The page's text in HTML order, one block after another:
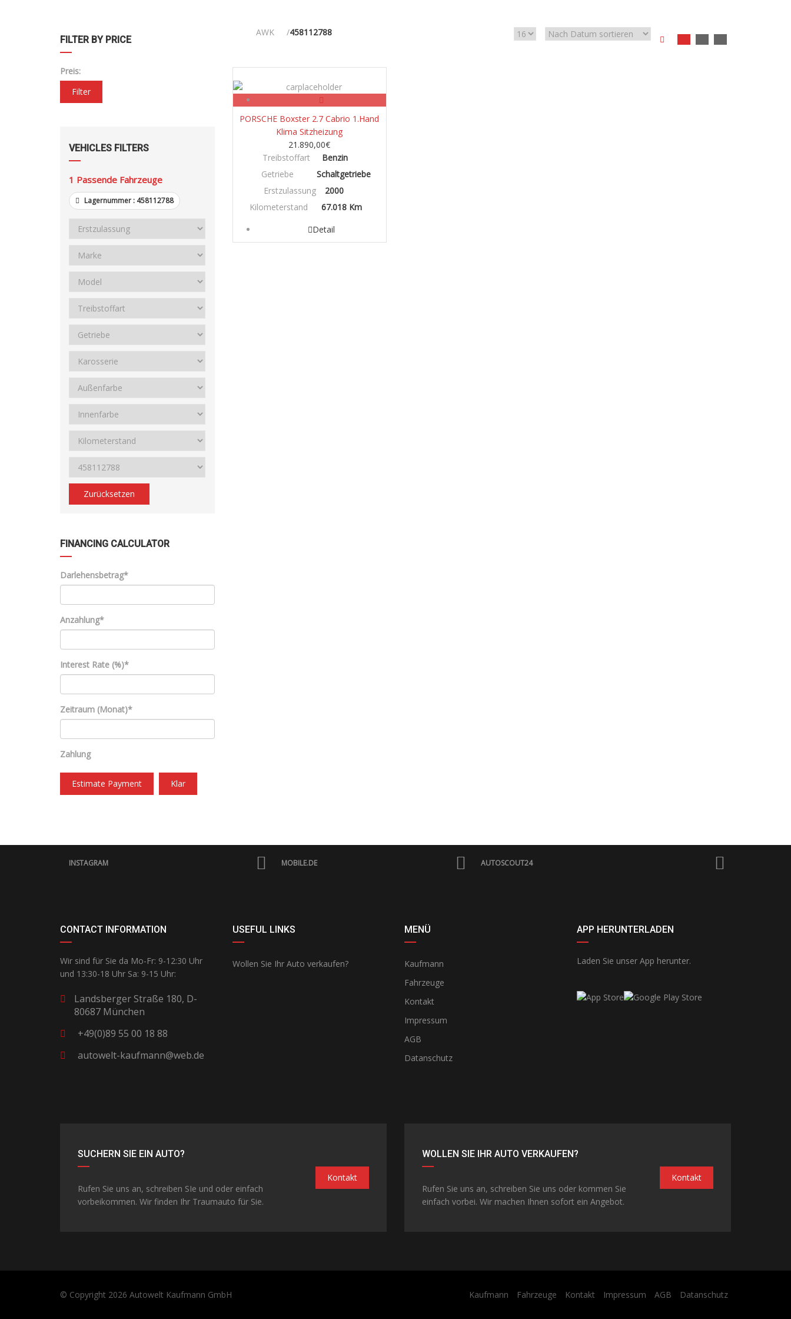
FILTER BY PRICE
Preis:
Filter
VEHICLES FILTERS
1 Passende Fahrzeuge
Lagernummer : 458112788
Zurücksetzen
FINANCING CALCULATOR
Darlehensbetrag*
Anzahlung*
Interest Rate (%)*
Zeitraum (Monat)*
Zahlung
Estimate Payment Klar
AWK 458112788
PORSCHE Boxster 2.7 Cabrio 1.Hand
Klima Sitzheizung
21.890,00€
Treibstoffart
Benzin
Getriebe
Schaltgetriebe
Erstzulassung
2000
Kilometerstand
67.018 Km
Detail
INSTAGRAM MOBILE.DE AUTOSCOUT24
CONTACT INFORMATION
Wir sind für Sie da Mo-Fr: 9-12:30 Uhr
und 13:30-18 Uhr Sa: 9-15 Uhr:
Landsberger Straße 180, D-
80687 München
+49(0)89 55 00 18 88
autowelt-kaufmann@web.de
USEFUL LINKS
Wollen Sie Ihr Auto verkaufen?
MENÜ
Kaufmann
Fahrzeuge
Kontakt
Impressum
AGB
Datanschutz
APP HERUNTERLADEN
Laden Sie unser App herunter.
SUCHERN SIE EIN AUTO?
Rufen Sie uns an, schreiben SIe und oder einfach
vorbeikommen. Wir finden Ihr Traumauto für Sie.
Kontakt
WOLLEN SIE IHR AUTO VERKAUFEN?
Rufen Sie uns an, schreiben Sie uns oder kommen Sie
einfach vorbei. Wir machen Ihnen sofort ein Angebot.
Kontakt
© Copyright 2026 Autowelt Kaufmann GmbH Kaufmann Fahrzeuge Kontakt Impressum AGB Datanschutz